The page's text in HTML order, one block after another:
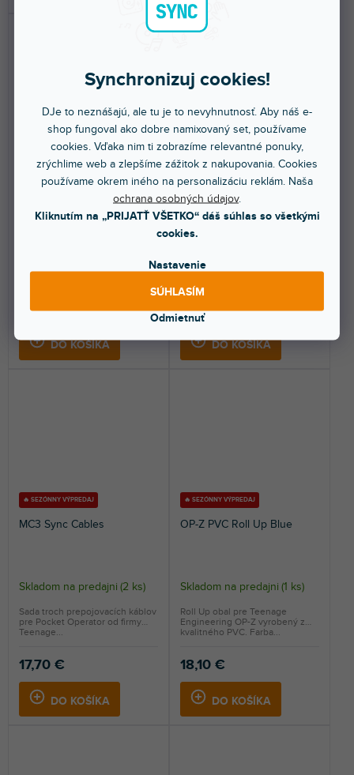
Synchronizuj cookies!
DJe to neznášajú, ale tu je to nevyhnutnosť. Aby náš e-
shop fungoval ako dobre namixovaný set, používame
cookies. Vďaka nim ti zobrazíme relevantné ponuky,
zrýchlime web a zlepšíme zážitok z nakupovania. Cookies
používame okrem iného na personalizáciu reklám. Naša
ochrana osobných údajov.
Kliknutím na „PRIJATŤ VŠETKO“ dáš súhlas so všetkými
cookies.
Nastavenie
Odmietnuť
SÚHLASÍM
🔥 SEZÓNNY VÝPREDAJ
PO-35 Speak
87,20 €
DO KOŠÍKA
dlhé, je možné ich transponovať
alebo ich...
🔥 SEZÓNNY VÝPREDAJ
Rumble
Skladom na predajni
70,30 €
DO KOŠÍKA
Z mohutnejšie basy, tento
🔥 SEZÓNNY VÝPREDAJ
MC3 Sync Cables
Skladom na predajni (2 ks)
17,70 €
DO KOŠÍKA
Sada troch prepojovacích káblov
pre Pocket Operator od firmy
Teenage...
🔥 SEZÓNNY VÝPREDAJ
OP-Z PVC Roll Up Blue
Skladom na predajni (1 ks)
18,10 €
DO KOŠÍKA
Roll Up obal pre Teenage
Engineering OP-Z vyrobený z
kvalitného PVC. Farba...